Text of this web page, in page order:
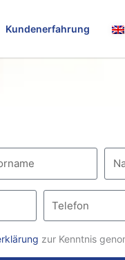
Kundenerfahrung
zur Kenntnis